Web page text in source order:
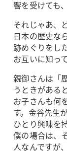
響を受けても
それじゃあ、
日本の歴史な
跡めぐりをし
お互いに知っ
親御さんは「
うときがある
お子さんも何
す。金谷先生
ひとり興味を
僕の場合は、
人なんですが